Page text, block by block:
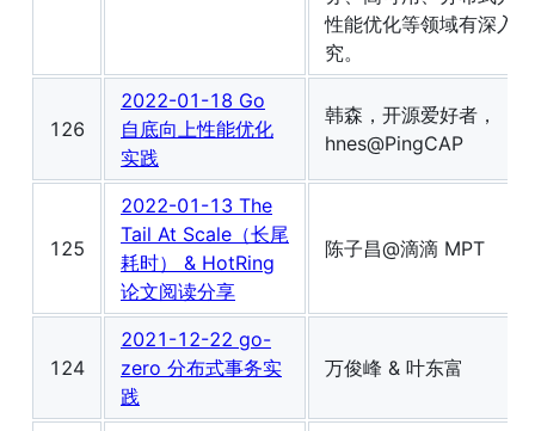
性能优化等领域有深入研
究。
126
2022-01-18 Go
自底向上性能优化
实践
韩森，开源爱好者，
hnes@PingCAP
125
2022-01-13 The
Tail At Scale（长尾
耗时） & HotRing
论文阅读分享
陈子昌@滴滴 MPT
124
2021-12-22 go-
zero 分布式事务实
践
万俊峰 & 叶东富